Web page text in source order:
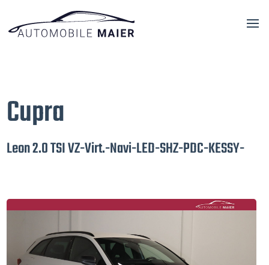
Cupra
Leon 2.0 TSI VZ-Virt.-Navi-LED-SHZ-PDC-KESSY-